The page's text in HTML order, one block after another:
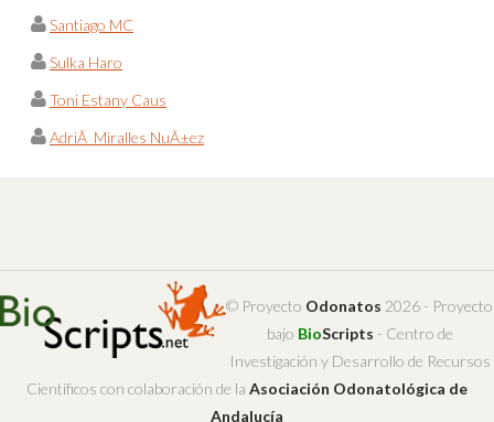
Santiago MC
Sulka Haro
Toni Estany Caus
AdriÃ Miralles NuÃ±ez
© Proyecto Odonatos 2026 - Proyecto
bajo BioScripts - Centro de
Investigación y Desarrollo de Recursos
Científicos con colaboración de la Asociación Odonatológica de
Andalucía